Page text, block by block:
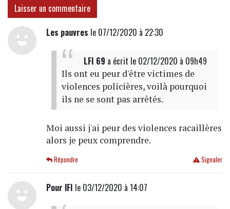
Laisser un commentaire
Les pauvres le 07/12/2020 à 22:30
LFI 69 a écrit le 02/12/2020 à 09h49
Ils ont eu peur d'être victimes de
violences policières, voilà pourquoi
ils ne se sont pas arrêtés.
Moi aussi j'ai peur des violences racaillères
alors je peux comprendre.
Signaler
Répondre
Pour lFI le 03/12/2020 à 14:07